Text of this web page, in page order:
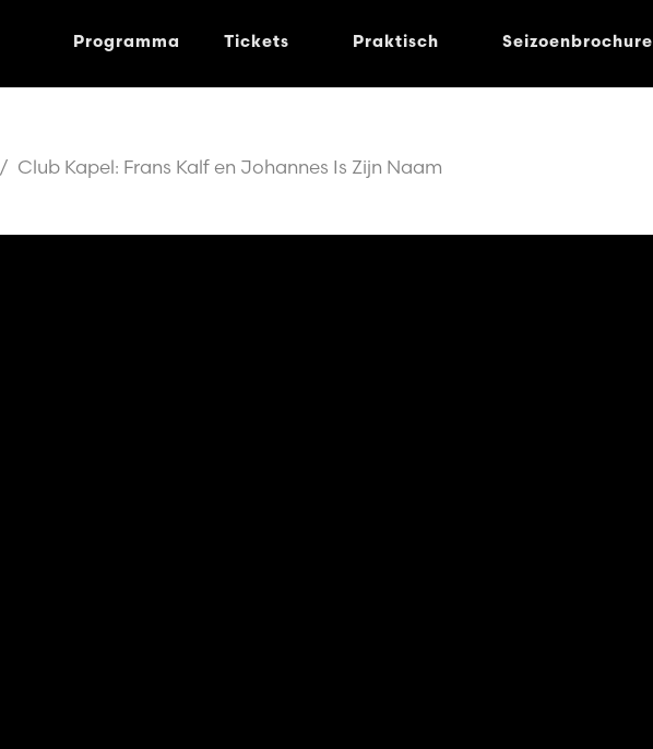
Programma Tickets Praktisch Seizoenbrochure
/ Club Kapel: Frans Kalf en Johannes Is Zijn Naam